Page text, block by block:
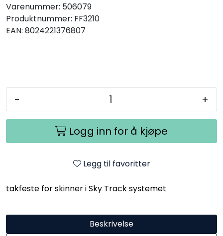
Varenummer: 506079
Produktnummer: FF3210
EAN: 8024221376807
- +
Logg inn for å kjøpe
Legg til favoritter
takfeste for skinner i Sky Track systemet
Beskrivelse